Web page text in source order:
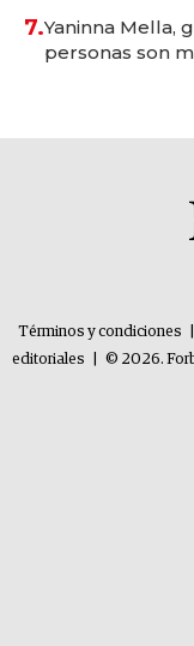
7.Yaninna Mella,
personas son
Términos y condiciones
editoriales
© 2026.